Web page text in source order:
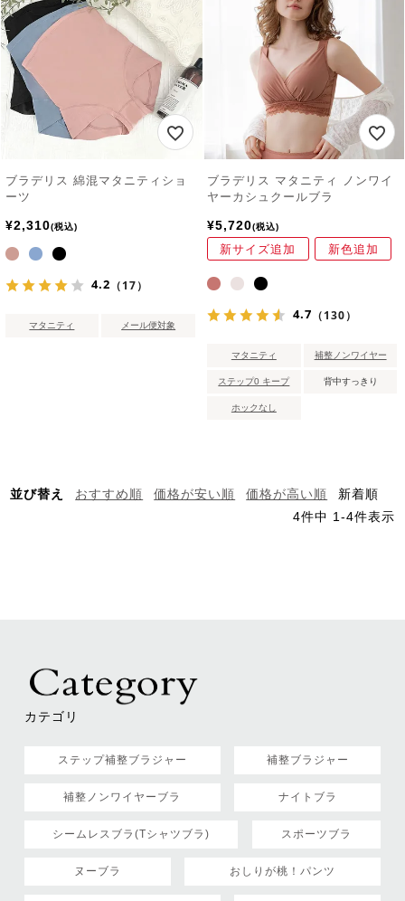
ブラデリス 綿混マタニティショ
ーツ
¥2,310 税込
4.2 （17）
マタニティ メール便対象
ブラデリス マタニティ ノンワイ
ヤーカシュクールブラ
¥5,720 税込
新サイズ追加 新色追加
4.7 （130）
マタニティ 補整ノンワイヤー
ステップ0 キープ 背中すっきり
ホックなし
並び替え おすすめ順 価格が安い順 価格が高い順
新着順
4件中 1-4件表示
カテゴリ
ステップ補整ブラジャー 補整ブラジャー
補整ノンワイヤーブラ ナイトブラ
シームレスブラ(Tシャツブラ) スポーツブラ
ヌーブラ おしりが桃！パンツ